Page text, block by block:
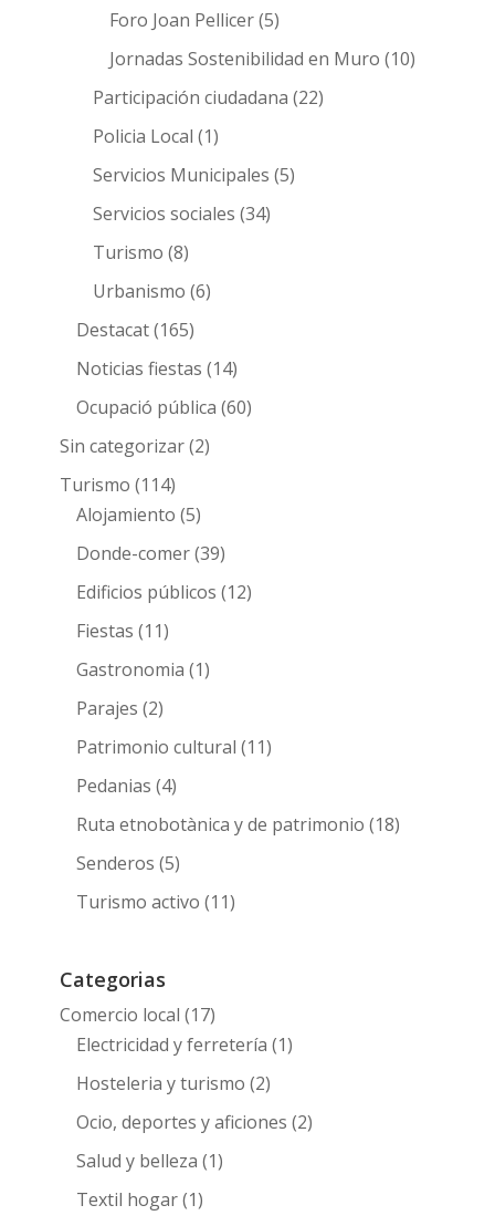
Foro Joan Pellicer(5)
Jornadas Sostenibilidad en Muro (10)
Participación ciudadana (22)
Policia Local (1)
Servicios Municipales (5)
Servicios sociales (34)
Turismo (8)
Urbanismo (6)
Destacat(165)
Noticias fiestas (14)
Ocupació pública (60)
Sin categorizar(2)
Turismo (114)
Alojamiento (5)
Donde-comer(39)
Edificios públicos (12)
Fiestas (11)
Gastronomia (1)
Parajes (2)
Patrimonio cultural (11)
Pedanias (4)
Ruta etnobotànica y de patrimonio (18)
Senderos (5)
Turismo activo (11)
Categorias
Comercio local (17)
Electricidad y ferretería (1)
Hosteleria y turismo (2)
Ocio, deportes y aficiones (2)
Salud y belleza (1)
Textil hogar(1)